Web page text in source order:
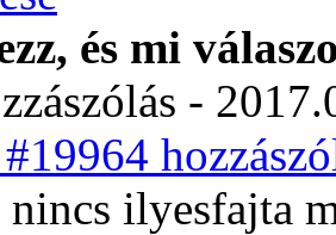
és mi
-
nincs ilyesfajta